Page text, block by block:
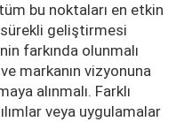
bu noktaları en etkin
geliştirmesi
farkında olunmalı
markanın vizyonuna
alınmalı. Farklı
veya uygulamalar